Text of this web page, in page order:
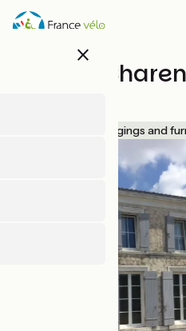
Skip
close
Maison
Lodgings and